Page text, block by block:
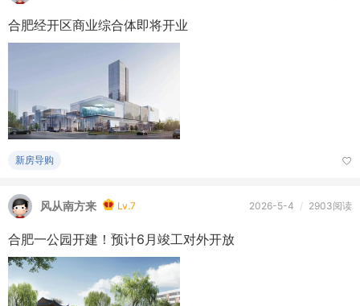
合肥经开区商业综合体即将开业
新房导购
风从南方来 Lv.7 2026-5-4 / 2903阅读
合肥一公园开建！预计6月竣工对外开放